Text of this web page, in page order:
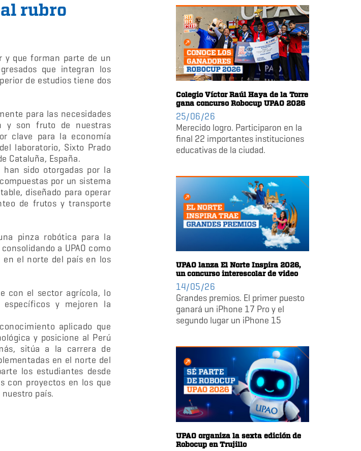
rubro
y que forman parte de un
que integran los
de estudios tiene dos
para las necesidades
y son fruto de nuestras
clave para la economía
laboratorio, Sixto Prado
Cataluña, España.
sido otorgadas por la
por un sistema
diseñado para operar
de frutos y transporte
pinza robótica para la
a UPAO como
en el norte del país en los
con el sector agrícola, lo
específicos y mejoren la
aplicado que
y posicione al Perú
sitúa a la carrera de
en el norte del
los estudiantes desde
con proyectos en los que
país.
Colegio Víctor Raúl Haya de la Torre
gana concurso Robocup UPAO 2026
25/06/26
Merecido logro. Participaron en la
final 22 importantes instituciones
educativas de la ciudad.
UPAO lanza El Norte Inspira 2026,
un concurso interescolar de video
14/05/26
Grandes premios. El primer puesto
ganará un iPhone 17 Pro y el
segundo lugar un iPhone 15
UPAO organiza la sexta edición de
Robocup en Trujillo